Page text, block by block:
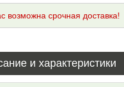
возможна срочная доставка!
и характеристики